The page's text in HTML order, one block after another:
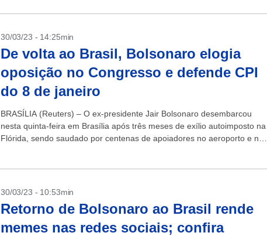
30/03/23 - 14:25min
De volta ao Brasil, Bolsonaro elogia
oposição no Congresso e defende CPI
do 8 de janeiro
BRASÍLIA (Reuters) – O ex-presidente Jair Bolsonaro desembarcou
nesta quinta-feira em Brasília após três meses de exílio autoimposto na
Flórida, sendo saudado por centenas de apoiadores no aeroporto e na
30/03/23 - 10:53min
Retorno de Bolsonaro ao Brasil rende
memes nas redes sociais; confira